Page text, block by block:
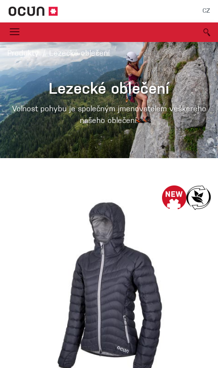
CZ
Produkty Lezecké oblečení
Lezecké oblečení
Volnost pohybu je společným jmenovatelem veškerého
našeho oblečení.